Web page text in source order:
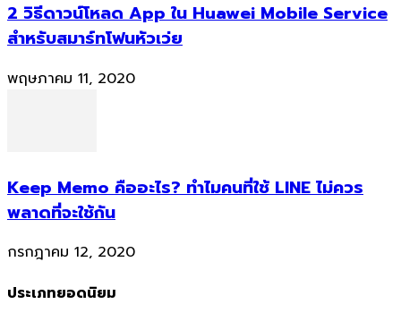
2 วิธีดาวน์โหลด App ใน Huawei Mobile Service
สำหรับสมาร์ทโฟนหัวเว่ย
พฤษภาคม 11, 2020
Keep Memo คืออะไร? ทำไมคนที่ใช้ LINE ไม่ควร
พลาดที่จะใช้กัน
กรกฎาคม 12, 2020
ประเภทยอดนิยม